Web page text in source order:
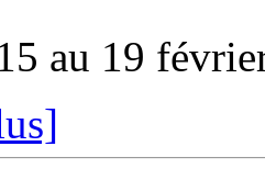
au 19